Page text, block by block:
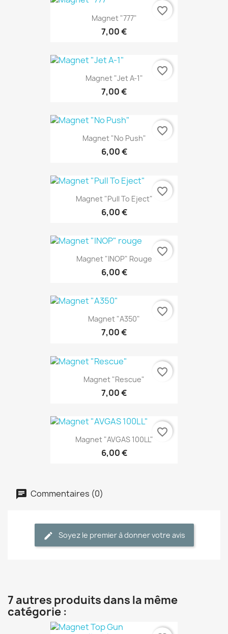
Magnet "777"
7,00 €
favorite_border
Magnet "Jet A-1"
7,00 €
favorite_border
Magnet "No Push"
6,00 €
favorite_border
Magnet "Pull To Eject"
6,00 €
favorite_border
Magnet "INOP" Rouge
6,00 €
favorite_border
Magnet "A350"
7,00 €
favorite_border
Magnet "Rescue"
7,00 €
favorite_border
Magnet "AVGAS 100LL"
6,00 €
favorite_border
Commentaires (0)
Soyez le premier à donner votre avis
7 autres produits dans la même
catégorie :